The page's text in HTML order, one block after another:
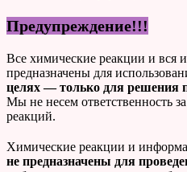
Предупреждение!!!
Все химические реакции и вся
предназначены для
целях — только для решения
Мы не несем ответственность
реакций.
Химические реакции и
не предназначены для